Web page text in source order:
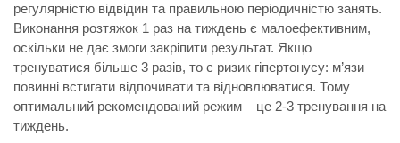
регулярністю відвідин та правильною періодичністю занять.
Виконання розтяжок 1 раз на тиждень є малоефективним,
оскільки не дає змоги закріпити результат. Якщо
тренуватися більше 3 разів, то є ризик гіпертонусу: м’язи
повинні встигати відпочивати та відновлюватися. Тому
оптимальний рекомендований режим – це 2-3 тренування на
тиждень.